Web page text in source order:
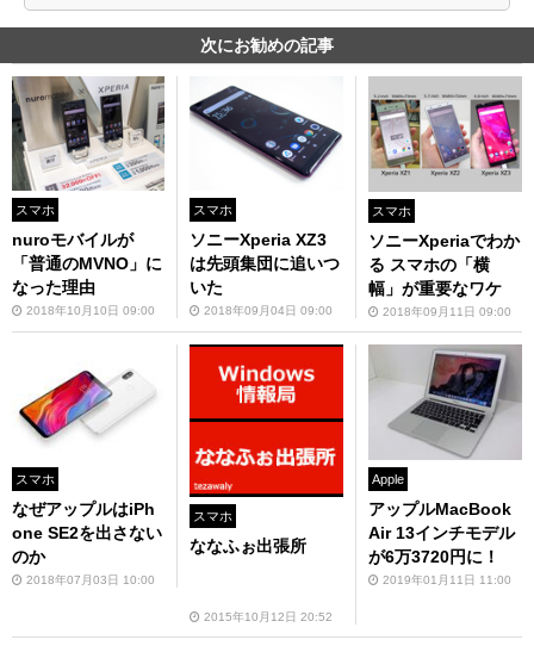
次にお勧めの記事
スマホ
nuroモバイルが
「普通のMVNO」に
なった理由
2018年10月10日 09:00
スマホ
ソニーXperia XZ3
は先頭集団に追いつ
いた
2018年09月04日 09:00
スマホ
ソニーXperiaでわか
る スマホの「横
幅」が重要なワケ
2018年09月11日 09:00
スマホ
なぜアップルはiPh
one SE2を出さない
のか
2018年07月03日 10:00
スマホ
ななふぉ出張所
2015年10月12日 20:52
Apple
アップルMacBook
Air 13インチモデル
が6万3720円に！
2019年01月11日 11:00